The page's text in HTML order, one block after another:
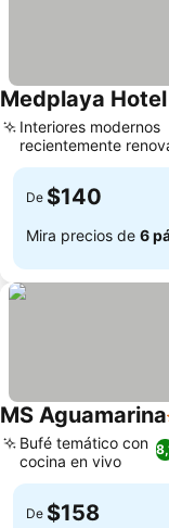
Medplaya
Interiores modernos
recientemente
De $140
Mira precios de 6
MS Aguamarina
Bufé temático con
cocina en vivo
De $158